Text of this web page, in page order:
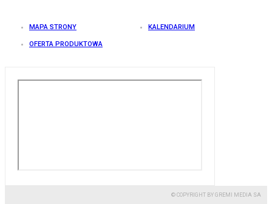
MAPA STRONY KALENDARIUM
OFERTA PRODUKTOWA
© COPYRIGHT BY GREMI MEDIA SA